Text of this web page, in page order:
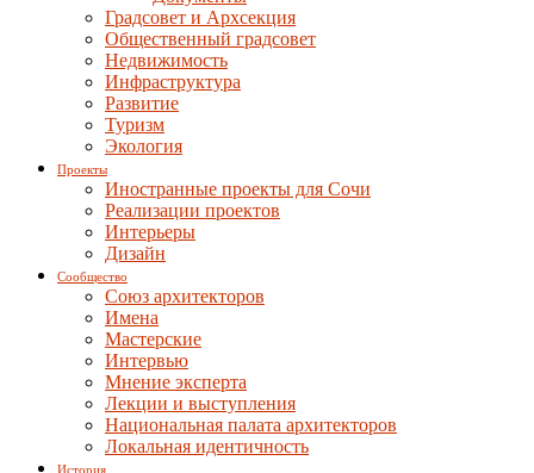
Градсовет и Архсекция
Общественный градсовет
Недвижимость
Инфраструктура
Развитие
Туризм
Экология
Проекты
Иностранные проекты для Сочи
Реализации проектов
Интерьеры
Дизайн
Сообщество
Союз архитекторов
Имена
Мастерские
Интервью
Мнение эксперта
Лекции и выступления
Национальная палата архитекторов
Локальная идентичность
История